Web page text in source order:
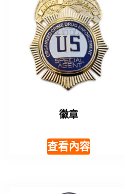
徽章
查看內容